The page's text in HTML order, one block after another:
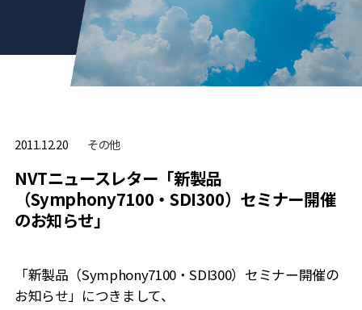
2011.12.20 その他
NVTニュースレター「新製品
（Symphony7100・SDI300）セミナー開催
のお知らせ」
「新製品（Symphony7100・SDI300）セミナー開催の
お知らせ」につきまして、